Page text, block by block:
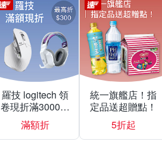
羅技 logitech 領
卷現折滿3000折
300
滿額折
統一旗艦店！指
定品送超贈點！
5折起